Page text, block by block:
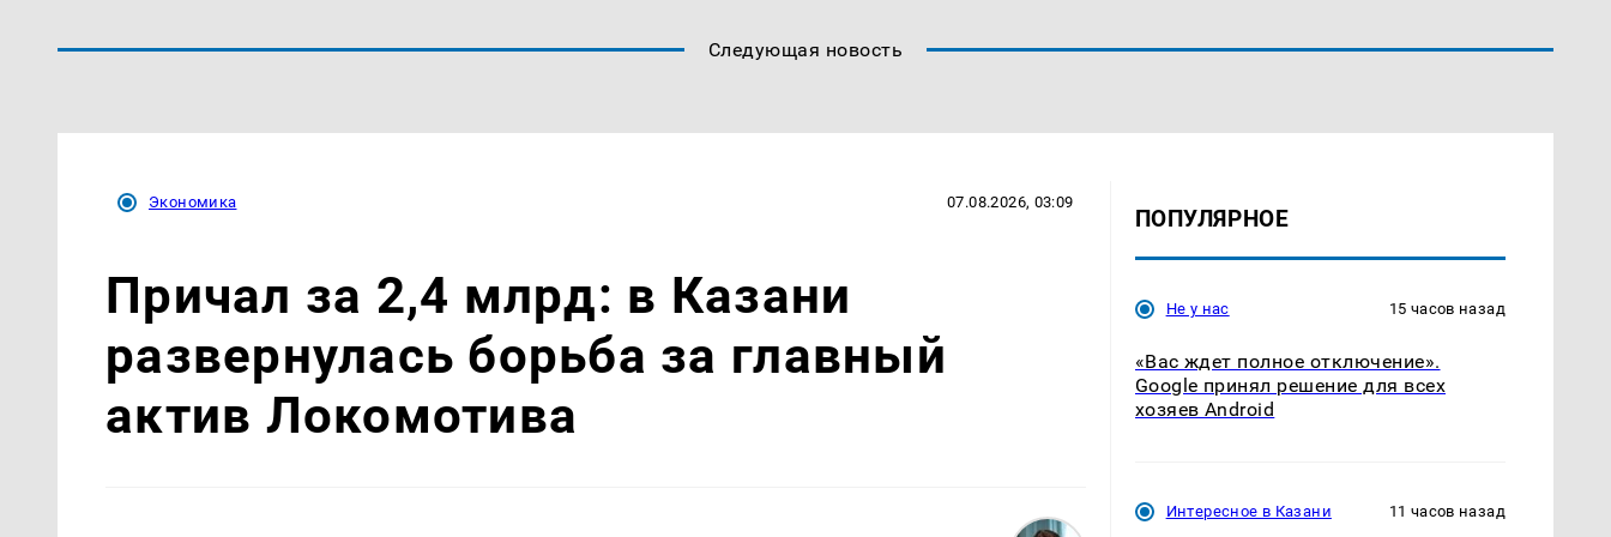
Следующая новость
Экономика 07.08.2026, 03:09
Причал за 2,4 млрд: в Казани
развернулась борьба за главный
актив Локомотива
ПОПУЛЯРНОЕ
Не у нас 15 часов назад
«Вас ждет полное отключение».
Google принял решение для всех
хозяев Android
Интересное в Казани 11 часов назад